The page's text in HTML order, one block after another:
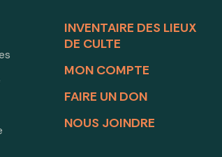
INVENTAIRE DES LIEUX
DE CULTE
MON COMPTE
FAIRE UN DON
NOUS JOINDRE